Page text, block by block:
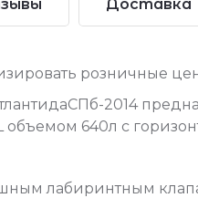
Доставка
розничные
2014
640л с
лабиринтным